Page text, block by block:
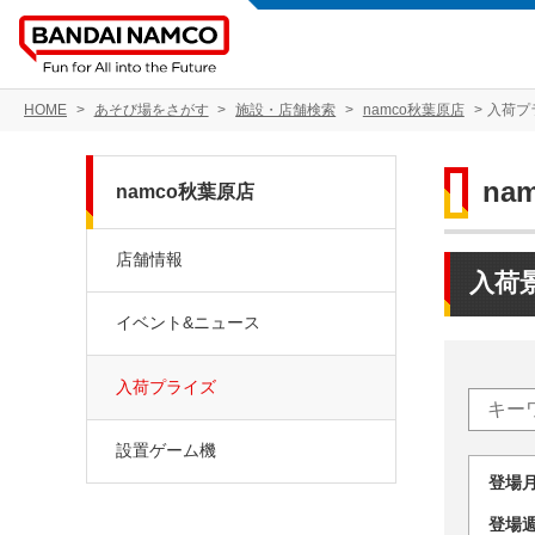
HOME あそび場をさがす 施設・店舗検索 namco秋葉原店 入荷プ
入荷
登
登
namco秋葉原店
店舗情報
イベント&ニュース
入荷プライズ
設置ゲーム機